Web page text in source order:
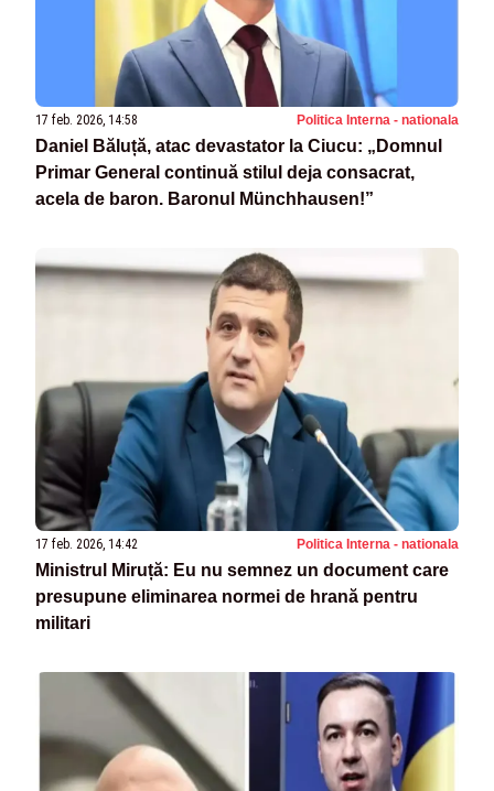
17 feb. 2026, 14:58 Politica Interna - nationala
Daniel Băluță, atac devastator la Ciucu: „Domnul
Primar General continuă stilul deja consacrat,
acela de baron. Baronul Münchhausen!”
17 feb. 2026, 14:42 Politica Interna - nationala
Ministrul Miruță: Eu nu semnez un document care
presupune eliminarea normei de hrană pentru
militari